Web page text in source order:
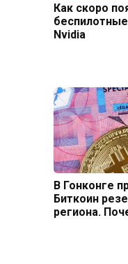
Как скоро
Nvidia
В Гонконге
Биткоин
региона.